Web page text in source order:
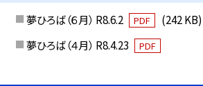
夢ひろば（６月） R8.6.2 PDF
(242 KB)
夢ひろば（４月） R8.4.23
PDF